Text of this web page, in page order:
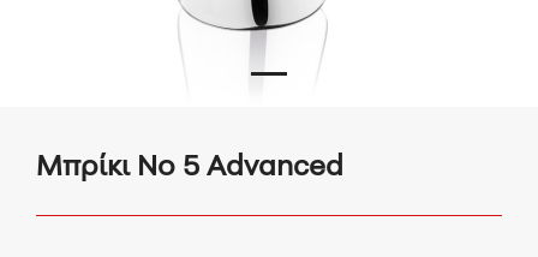
Μπρίκι Νο 5 Advanced